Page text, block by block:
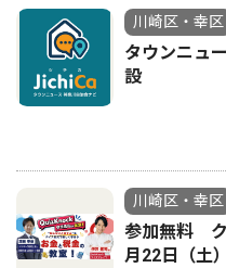
川崎区・幸区
タウンニュ
設
川崎区・幸区
参加無料
月22日（土